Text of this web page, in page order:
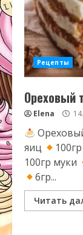
Рецепты
Ореховый
Elena
яиц
100гр муки
6гр...
Читать